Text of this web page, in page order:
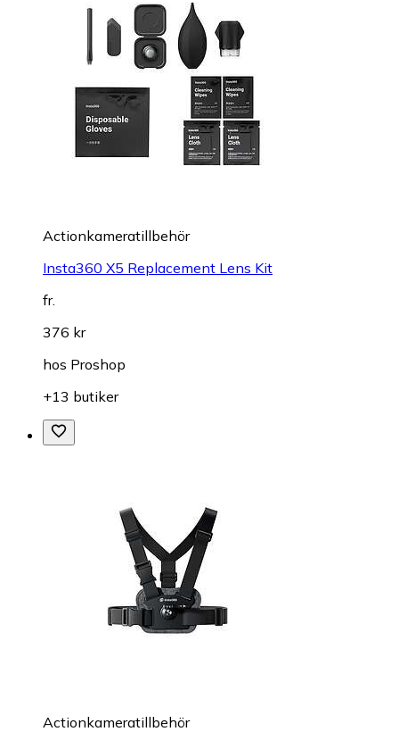
Actionkameratillbehör
Insta360 X5 Replacement Lens Kit
fr.
376 kr
hos Proshop
+13 butiker
Actionkameratillbehör